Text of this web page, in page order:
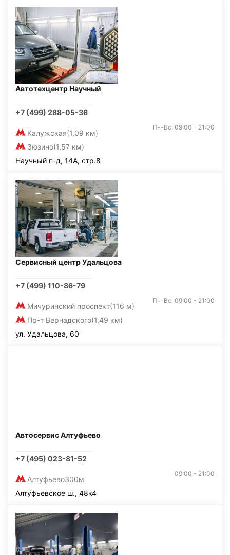
Автотехцентр Научный
+7 (499) 288-05-36
Калужская(1,09 км)
Зюзино(1,57 км)
Пн-Вс: 09:00 - 21:00
Научный п-д, 14А, стр.8
Сервисный центр Удальцова
+7 (499) 110-86-79
Мичуринский проспект(116 м)
Пр-т Вернадского(1,49 км)
Пн-Вс: 09:00 - 21:00
ул. Удальцова, 60
Автосервис Алтуфьево
+7 (495) 023-81-52
Алтуфьево300м
09:00 - 21:00
Алтуфьевское ш., 48к4